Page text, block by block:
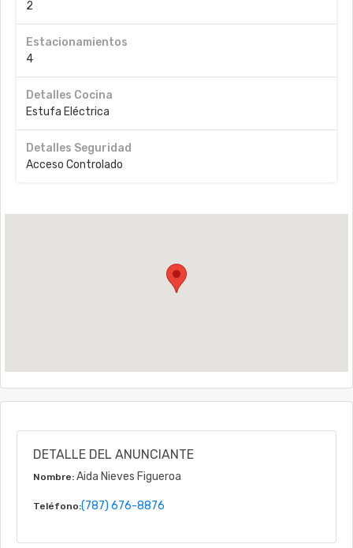
2
Estacionamientos
4
Detalles Cocina
Estufa Eléctrica
Detalles Seguridad
Acceso Controlado
DETALLE DEL ANUNCIANTE
Nombre: Aida Nieves Figueroa
Teléfono:(787) 676-8876